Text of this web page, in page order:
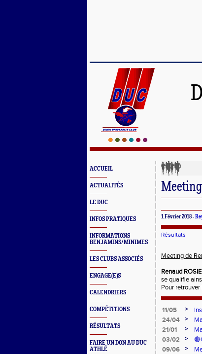
ACCUEIL
ACTUALITÉS
LE DUC
INFOS PRATIQUES
INFORMATIONS
BENJAMINS/MINIMES
LES CLUBS ASSOCIÉS
ENGAGE(E)S
CALENDRIERS
COMPÉTITIONS
RÉSULTATS
FAIRE UN DON AU DUC
ATHLÉ
1 Février 2018 -
Résultats
Meeting de
Renaud
se qualifie
Pour
11/05 >
24/04
>
21/01
>
03/02
>
09/06
>